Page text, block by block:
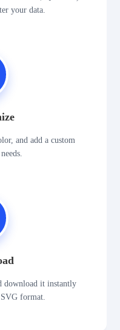
your data.
and add a custom
download it instantly
format.